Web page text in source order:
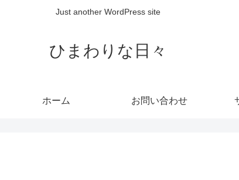
Just another WordPress site
ひまわりな日々
ホーム お問い合わせ